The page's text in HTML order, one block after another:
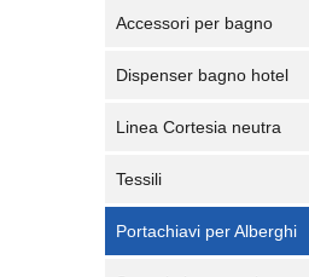
Accessori per bagno
Dispenser bagno hotel
Linea Cortesia neutra
Tessili
Portachiavi per Alberghi